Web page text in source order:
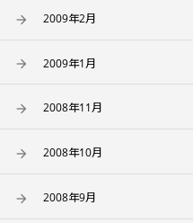
2009年2月
2009年1月
2008年11月
2008年10月
2008年9月